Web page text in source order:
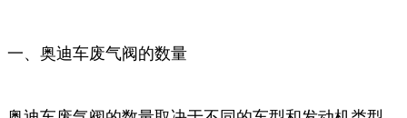
一、奥迪车废气阀的数量